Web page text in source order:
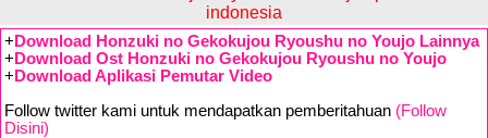
indonesia
+ Download Honzuki no Gekokujou Ryoushu no Youjo Lainnya
+ Download Ost Honzuki no Gekokujou Ryoushu no Youjo
+ Download Aplikasi Pemutar Video
Follow twitter kami untuk mendapatkan pemberitahuan (Follow
Disini)